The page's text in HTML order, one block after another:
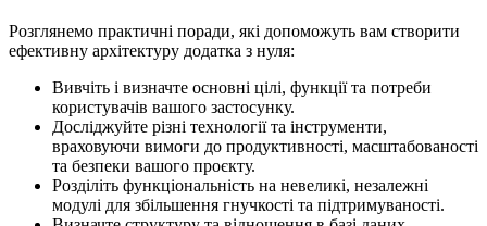
Розглянемо практичні поради, які допоможуть вам створити
ефективну архітектуру додатка з нуля:
Вивчіть і визначте основні цілі, функції та потреби
користувачів вашого застосунку.
Досліджуйте різні технології та інструменти,
враховуючи вимоги до продуктивності, масштабованості
та безпеки вашого проєкту.
Розділіть функціональність на невеликі, незалежні
модулі для збільшення гнучкості та підтримуваності.